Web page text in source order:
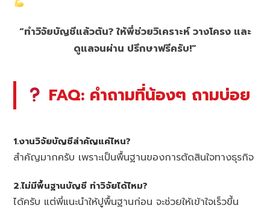
“ทำวิจัยบัญชีแล้วตัน? ให้พี่ช่วยวิเคราะห์ วางโครง และ
ดูแลจนผ่าน ปรึกษาฟรีครับ!”
FAQ: คำถามที่น้องๆ ถามบ่อย
1.งานวิจัยบัญชีสำคัญแค่ไหน?
สำคัญมากครับ เพราะเป็นพื้นฐานของการตัดสินใจทางธุรกิจ
2.ไม่มีพื้นฐานบัญชี ทำวิจัยได้ไหม?
ได้ครับ แต่พี่แนะนำให้ปูพื้นฐานก่อน จะช่วยให้เข้าใจเร็วขึ้น